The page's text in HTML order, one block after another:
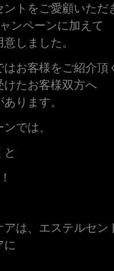
ントをご愛顧いた
ンペーンに加えて
しました。
お客様をご紹介頂
たお客様双方へ
ります。
では、
は、エステルセン
に